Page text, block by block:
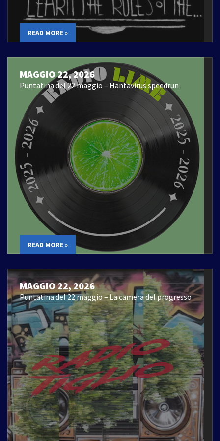
READ MORE »
MAGGIO 22, 2026
Puntatina del 22 maggio – Hantavirus speedrun
READ MORE »
MAGGIO 22, 2026
Puntatina del 22 maggio – La camera del progresso